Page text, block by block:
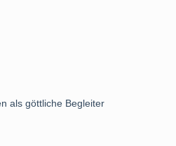
als göttliche Begleiter